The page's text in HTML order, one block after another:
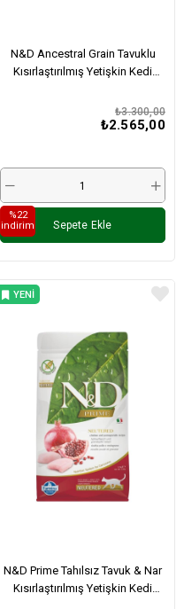
N&D Ancestral Grain Tavuklu
Kısırlaştırılmış Yetişkin Kedi
₺2.565,00
₺3.300,00
Sepete Ekle
%22
i̇ndirim
N&D Prime Tahılsız Tavuk & Nar
Kısırlaştırılmış Yetişkin Kedi
YENI